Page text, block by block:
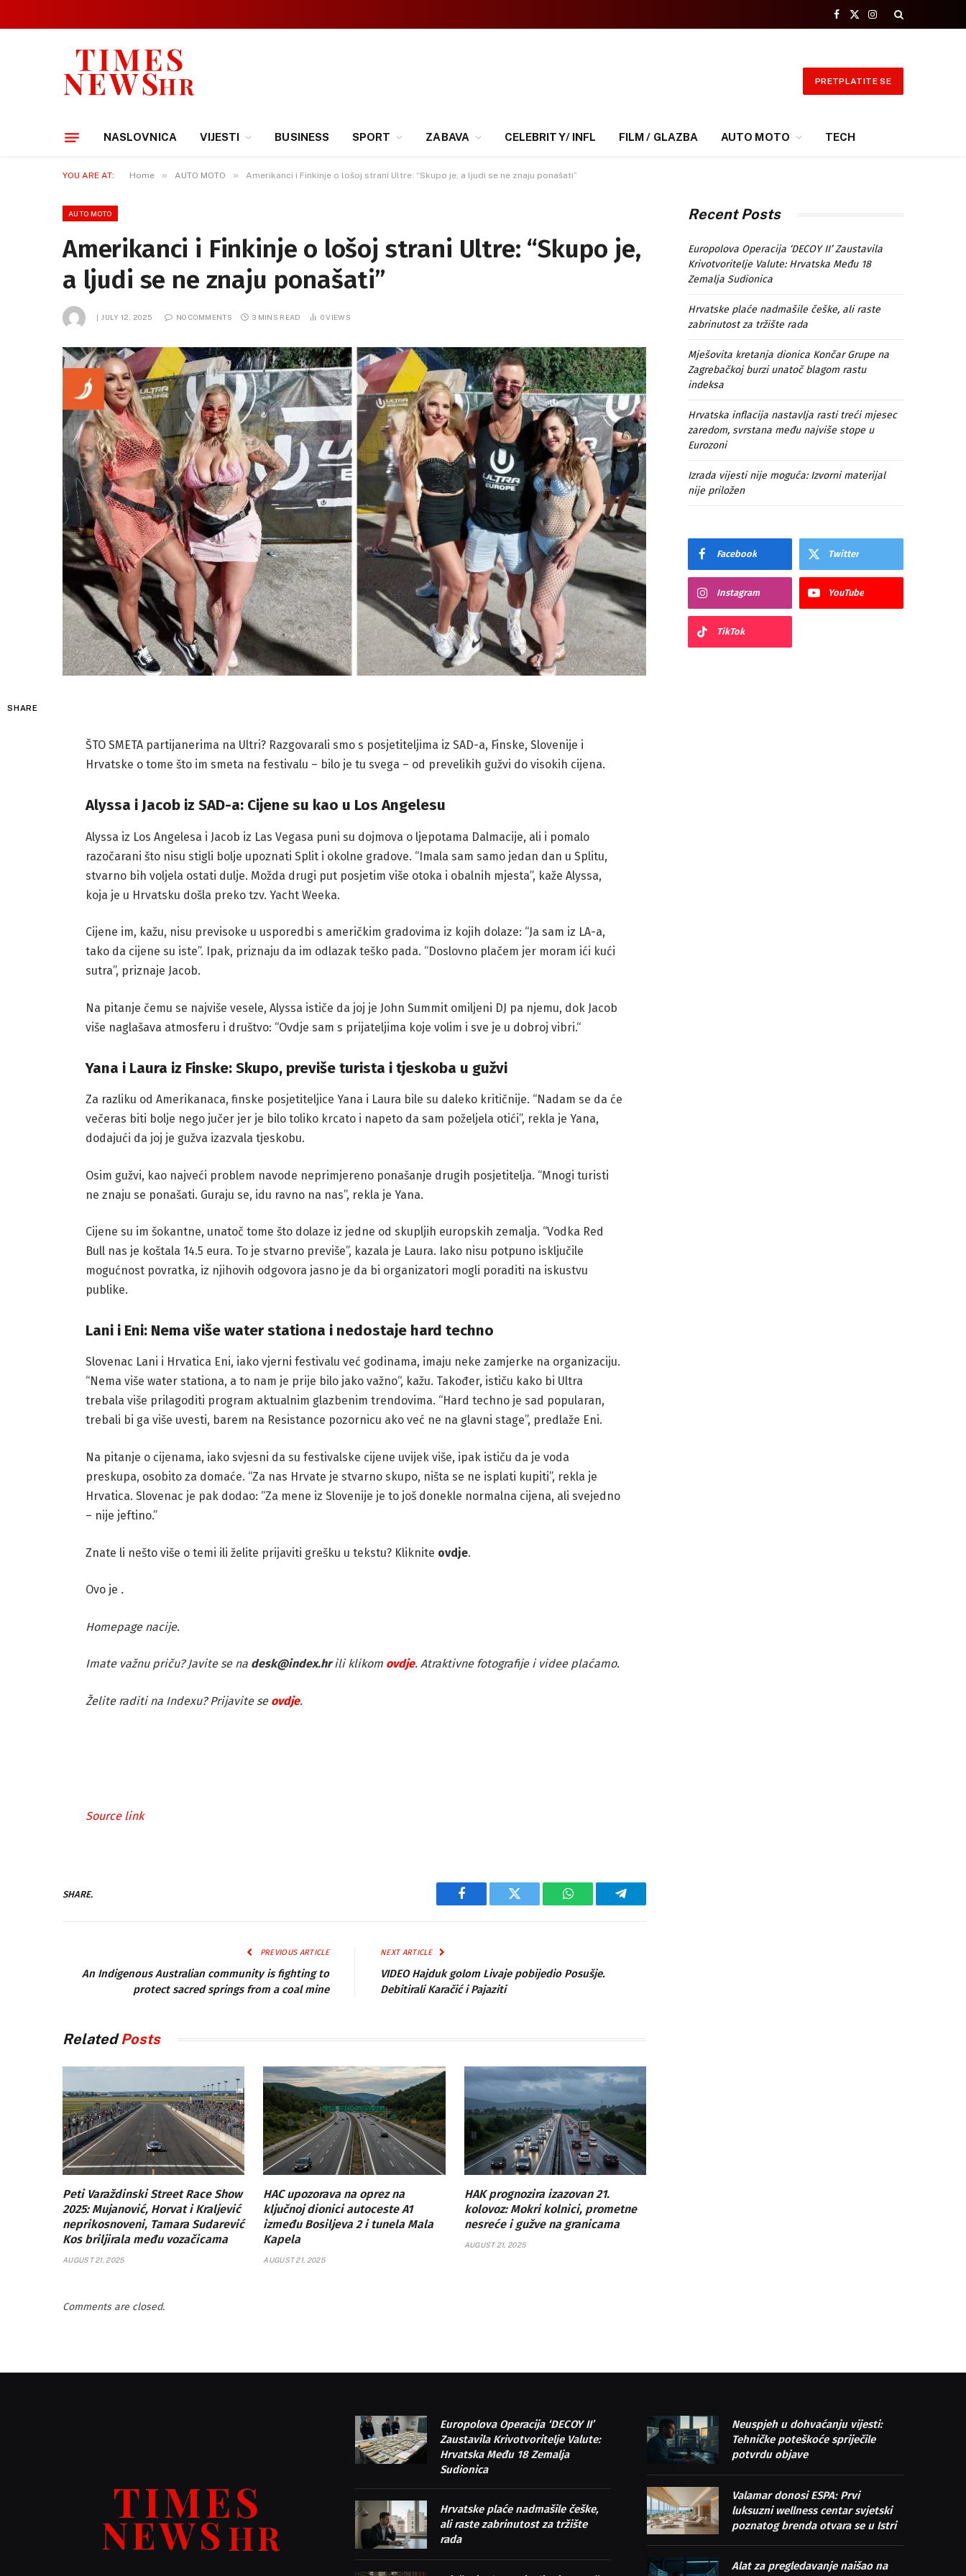
Facebook
X
Instagram
PRETPLATITE SE
NASLOVNICA VIJESTI BUSINESS SPORT ZABAVA CELEBRITY/ INFL FILM / GLAZBA AUTO MOTO TECH
YOU ARE AT: Home » AUTO MOTO » Amerikanci i Finkinje o lošoj strani Ultre: “Skupo je, a ljudi se ne znaju ponašati”
AUTO MOTO
Amerikanci i Finkinje o lošoj strani Ultre: “Skupo je,
a ljudi se ne znaju ponašati”
JULY 12, 2025 NO COMMENTS 3 MINS READ 0VIEWS
SHARE
ŠTO SMETA partijanerima na Ultri? Razgovarali smo s posjetiteljima iz SAD-a, Finske, Slovenije i
Hrvatske o tome što im smeta na festivalu – bilo je tu svega – od prevelikih gužvi do visokih cijena.
Alyssa i Jacob iz SAD-a: Cijene su kao u Los Angelesu
Alyssa iz Los Angelesa i Jacob iz Las Vegasa puni su dojmova o ljepotama Dalmacije, ali i pomalo
razočarani što nisu stigli bolje upoznati Split i okolne gradove. “Imala sam samo jedan dan u Splitu,
stvarno bih voljela ostati dulje. Možda drugi put posjetim više otoka i obalnih mjesta”, kaže Alyssa,
koja je u Hrvatsku došla preko tzv. Yacht Weeka.
Cijene im, kažu, nisu previsoke u usporedbi s američkim gradovima iz kojih dolaze: “Ja sam iz LA-a,
tako da cijene su iste”. Ipak, priznaju da im odlazak teško pada. “Doslovno plačem jer moram ići kući
sutra”, priznaje Jacob.
Na pitanje čemu se najviše vesele, Alyssa ističe da joj je John Summit omiljeni DJ pa njemu, dok Jacob
više naglašava atmosferu i društvo: “Ovdje sam s prijateljima koje volim i sve je u dobroj vibri.“
Yana i Laura iz Finske: Skupo, previše turista i tjeskoba u gužvi
Za razliku od Amerikanaca, finske posjetiteljice Yana i Laura bile su daleko kritičnije. “Nadam se da će
večeras biti bolje nego jučer jer je bilo toliko krcato i napeto da sam poželjela otići”, rekla je Yana,
dodajući da joj je gužva izazvala tjeskobu.
Osim gužvi, kao najveći problem navode neprimjereno ponašanje drugih posjetitelja. “Mnogi turisti
ne znaju se ponašati. Guraju se, idu ravno na nas”, rekla je Yana.
Cijene su im šokantne, unatoč tome što dolaze iz jedne od skupljih europskih zemalja. “Vodka Red
Bull nas je koštala 14.5 eura. To je stvarno previše”, kazala je Laura. Iako nisu potpuno isključile
mogućnost povratka, iz njihovih odgovora jasno je da bi organizatori mogli poraditi na iskustvu
publike.
Lani i Eni: Nema više water stationa i nedostaje hard techno
Slovenac Lani i Hrvatica Eni, iako vjerni festivalu već godinama, imaju neke zamjerke na organizaciju.
“Nema više water stationa, a to nam je prije bilo jako važno“, kažu. Također, ističu kako bi Ultra
trebala više prilagoditi program aktualnim glazbenim trendovima. “Hard techno je sad popularan,
trebali bi ga više uvesti, barem na Resistance pozornicu ako već ne na glavni stage”, predlaže Eni.
Na pitanje o cijenama, iako svjesni da su festivalske cijene uvijek više, ipak ističu da je voda
preskupa, osobito za domaće. “Za nas Hrvate je stvarno skupo, ništa se ne isplati kupiti”, rekla je
Hrvatica. Slovenac je pak dodao: “Za mene iz Slovenije je to još donekle normalna cijena, ali svejedno
– nije jeftino.”
Znate li nešto više o temi ili želite prijaviti grešku u tekstu? Kliknite ovdje.
Ovo je .
Homepage nacije.
Imate važnu priču? Javite se na desk@index.hrili klikom ovdje. Atraktivne fotografije i videe plaćamo.
Želite raditi na Indexu? Prijavite se ovdje.
Source link
SHARE.
Facebook Twitter WhatsAppTelegram
PREVIOUS ARTICLE
An Indigenous Australian community is fighting to
protect sacred springs from a coal mine
NEXT ARTICLE
VIDEO Hajduk golom Livaje pobijedio Posušje.
Debitirali Karačić i Pajaziti
RelatedPosts
Peti Varaždinski Street Race Show
2025: Mujanović, Horvat i Kraljević
neprikosnoveni, Tamara Sudarević
Kos briljirala među vozačicama
AUGUST 21, 2025
HAC upozorava na oprez na
ključnoj dionici autoceste A1
između Bosiljeva 2 i tunela Mala
Kapela
AUGUST 21, 2025
HAK prognozira izazovan 21.
kolovoz: Mokri kolnici, prometne
nesreće i gužve na granicama
AUGUST 21, 2025
Comments are closed.
Recent Posts
Europolova Operacija ‘DECOY II’ Zaustavila
Krivotvoritelje Valute: Hrvatska Među 18
Zemalja Sudionica
Hrvatske plaće nadmašile češke, ali raste
zabrinutost za tržište rada
Mješovita kretanja dionica Končar Grupe na
Zagrebačkoj burzi unatoč blagom rastu
indeksa
Hrvatska inflacija nastavlja rasti treći mjesec
zaredom, svrstana među najviše stope u
Eurozoni
Izrada vijesti nije moguća: Izvorni materijal
nije priložen
Facebook Twitter
Instagram YouTube
TikTok
Europolova Operacija ‘DECOY II’
Zaustavila Krivotvoritelje Valute:
Hrvatska Među 18 Zemalja
Sudionica
Hrvatske plaće nadmašile češke,
ali raste zabrinutost za tržište
rada
Neuspjeh u dohvaćanju vijesti:
Tehničke poteškoće spriječile
potvrdu objave
Valamar donosi ESPA: Prvi
luksuzni wellness centar svjetski
poznatog brenda otvara se u Istri
Alat za pregledavanje naišao na